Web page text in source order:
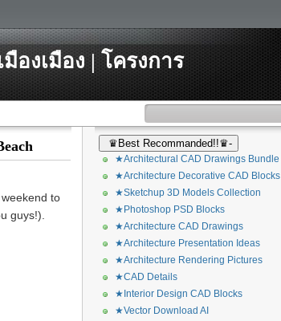
งเมือง | โครงการ
to
guys!).
♛Best Recommanded!!♛-
★Architectural CAD Drawings Bundle
★Architecture Decorative CAD Blocks
★Sketchup 3D Models Collection
★Photoshop PSD Blocks
★Architecture CAD Drawings
★Architecture Presentation Ideas
★Architecture Rendering Pictures
★CAD Details
★Interior Design CAD Blocks
★Vector Download AI